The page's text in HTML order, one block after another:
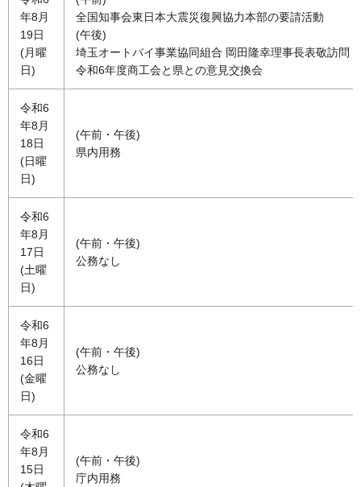
年8月
19日
(月曜
日)
全国知事会東日本大震災復興協力本部の要請活動
(午後)
埼玉オートバイ事業協同組合 岡田隆幸理事長表敬訪問
令和6年度商工会と県との意見交換会
令和6
年8月
18日
(日曜
日)
(午前・午後)
県内用務
令和6
年8月
17日
(土曜
日)
(午前・午後)
公務なし
令和6
年8月
16日
(金曜
日)
(午前・午後)
公務なし
令和6
年8月
15日
(午前・午後)
庁内用務